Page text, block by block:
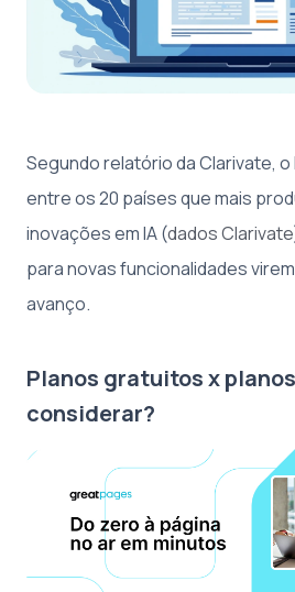
Segundo relatório da Clarivate,
entre os 20 países que mais
inovações em IA (dados Clarivate
para novas funcionalidades
avanço.
Planos gratuitos x
considerar?